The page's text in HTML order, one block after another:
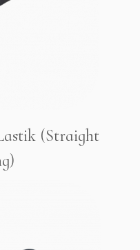
(Straight